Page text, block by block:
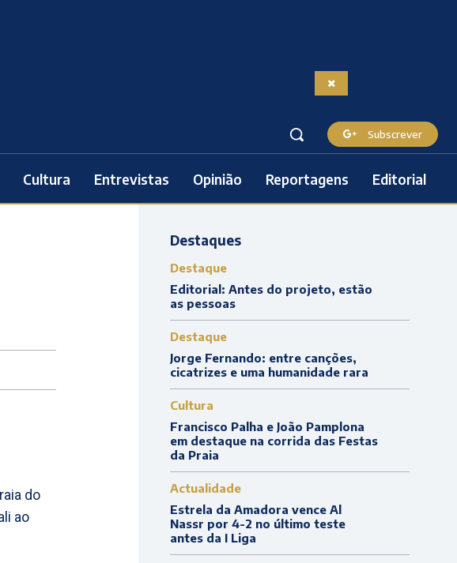
Subscrever
Cultura Entrevistas Opinião Reportagens Editorial
do
ao
Destaques
Destaque
Editorial: Antes do projeto, estão
as pessoas
Destaque
Jorge Fernando: entre canções,
cicatrizes e uma humanidade rara
Cultura
Francisco Palha e João Pamplona
em destaque na corrida das Festas
da Praia
Actualidade
Estrela da Amadora vence Al
Nassr por 4-2 no último teste
antes da I Liga